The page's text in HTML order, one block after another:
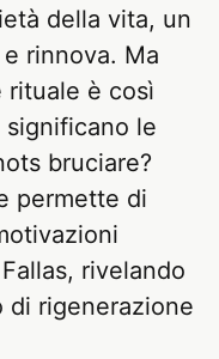
della vita, un
rinnova. Ma
rituale è così
significano le
bruciare?
permette di
rivelando
di rigenerazione